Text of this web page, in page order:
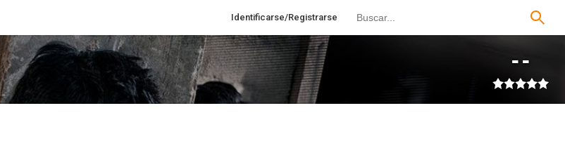
Identificarse/Registrarse
--